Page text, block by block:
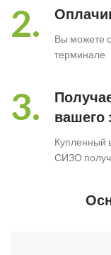
2.
Вы можете
терминале
3.
вашего
Купленный
СИЗО